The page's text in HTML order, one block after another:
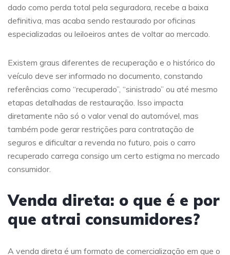
dado como perda total pela seguradora, recebe a baixa
definitiva, mas acaba sendo restaurado por oficinas
especializadas ou leiloeiros antes de voltar ao mercado.
Existem graus diferentes de recuperação e o histórico do
veículo deve ser informado no documento, constando
referências como “recuperado”, “sinistrado” ou até mesmo
etapas detalhadas de restauração. Isso impacta
diretamente não só o valor venal do automóvel, mas
também pode gerar restrições para contratação de
seguros e dificultar a revenda no futuro, pois o carro
recuperado carrega consigo um certo estigma no mercado
consumidor.
Venda direta: o que é e por
que atrai consumidores?
A venda direta é um formato de comercialização em que o